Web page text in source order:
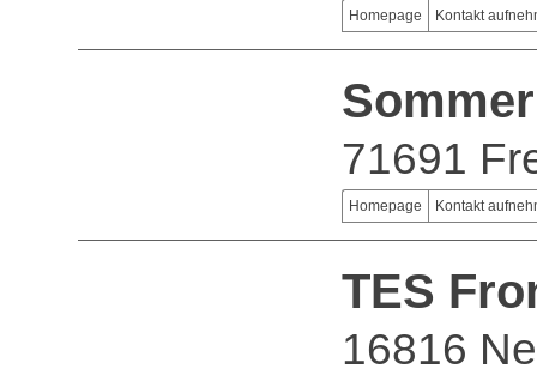
Homepage Kontakt
71691
Homepage Kontakt
TES
16816